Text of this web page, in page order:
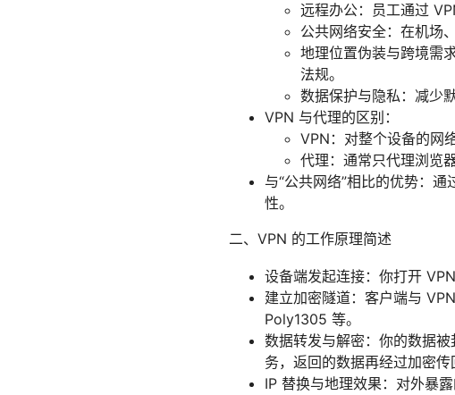
远程办公：员工通过
公共网络安全：在机场
地理位置伪装与跨境需
法规。
数据保护与隐私：减少
VPN 与代理的区别：
VPN：对整个设备的网
代理：通常只代理浏览
与“公共网络”相比的优势：
性。
二、VPN 的工作原理简述
设备端发起连接：你打开
建立加密隧道：客户端与
Poly1305 等。
数据转发与解密：你的数据
务，返回的数据再经过加密传
IP 替换与地理效果：对外暴